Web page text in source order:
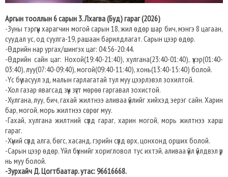
Аргын тооллын 6 сарын 3. Лхагва (Буд) гараг (2026)
-Зуны тэргүүн харагчин могой сарын 18, жил өдөр шар бич, мэнгэ 8 цагаан,
суудал ус, од суулга-19, рашаан барилдлагат. Сарын цээр өдөр.
-Өдрийн нар ургах/шингэх цаг: 04:56-20:44.
-Өдрийн сайн цаг: Нохой(19:40-21:40), хулгана(23:40-01:40), үхэр(01:40-
03:40), луу(07:40-09:40), могой(09:40-11:40), хонь(13:40-15:40) болой.
-Үс бүү засуул эд, малын гарлагатай тул муу цээрлэвэл зохилтой.
-Хол газар явагсад зүүн зүгт мөрөө гаргавал зохистой.
-Хулгана, луу, бич, гахай жилтнээ аливаа үйлийг хийхэд эерэг сайн. Харин
бар, могой, морь жилтнээ сөрөг муу.
-Гахай, хулгана жилтний сүлд гараг, харин могой, морь жилтнээ харш
гараг.
-Хүний сүлд алга, бөгс, хасанд, гэрийн сүлд өрх, цонхонд орших болой.
-Сарын цээр өдөр. Үйл бүхнийг хоригловол тус ихтэй, аливаа үйл үйлдвэл үр
нь муу болой.
-Зурхайч Д. Цогтбаатар. утас: 96616668.